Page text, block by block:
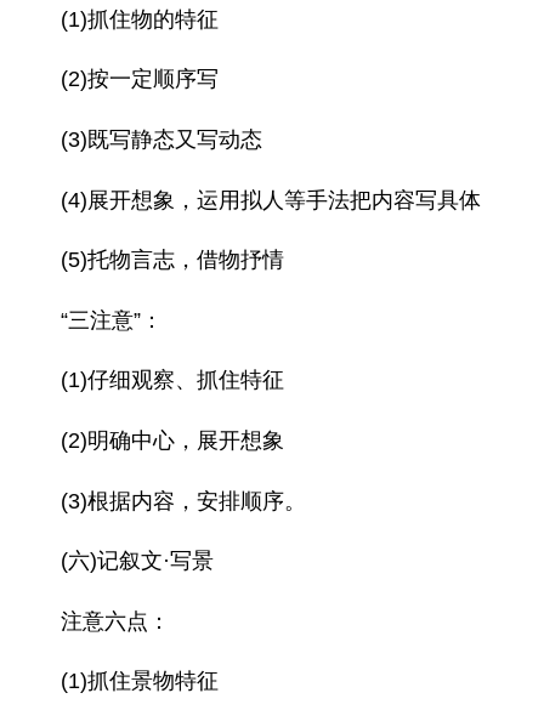
(1)抓住物的特征
(2)按一定顺序写
(3)既写静态又写动态
(4)展开想象，运用拟人等手法把内容写具体
(5)托物言志，借物抒情
“三注意”：
(1)仔细观察、抓住特征
(2)明确中心，展开想象
(3)根据内容，安排顺序。
(六)记叙文·写景
注意六点：
(1)抓住景物特征